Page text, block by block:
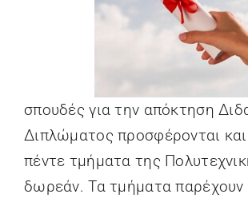
ΑΝΑΚΟΙΝΩΣΕΙΣ
σπουδές για την απόκτηση
Διπλώματος προσφέρονται
πέντε τμήματα της
δωρεάν. Τα τμήματα παρέχουν